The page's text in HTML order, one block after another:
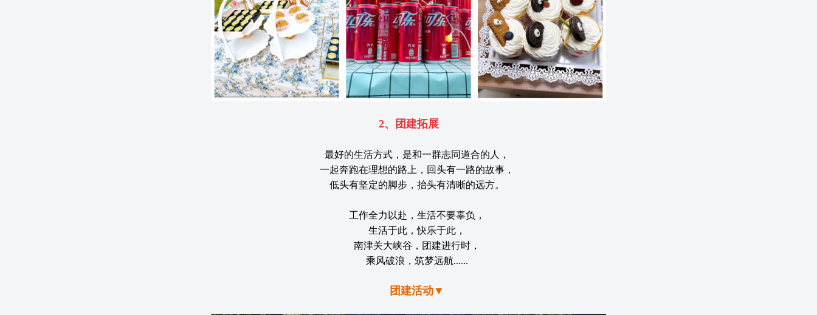
2、团建拓展
最好的生活方式，是和一群志同道合的人，
一起奔跑在理想的路上，回头有一路的故事，
低头有坚定的脚步，抬头有清晰的远方。
工作全力以赴，生活不要辜负，
生活于此，快乐于此，
南津关大峡谷，团建进行时，
乘风破浪，筑梦远航......
团建活动▼